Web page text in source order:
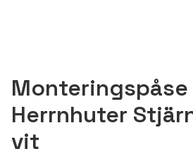
Herrnhuter
vit